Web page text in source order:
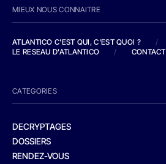
MIEUX NOUS CONNAITRE
ATLANTICO C'EST QUI, C'EST QUOI ?
/
LE RESEAU D'ATLANTICO
/ CONTACT
CATEGORIES
DECRYPTAGES
DOSSIERS
RENDEZ-VOUS